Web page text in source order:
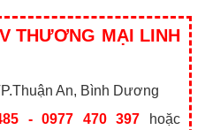
THƯƠNG MẠI LINH
An, Bình Dương
- 0977 470 397 hoặc